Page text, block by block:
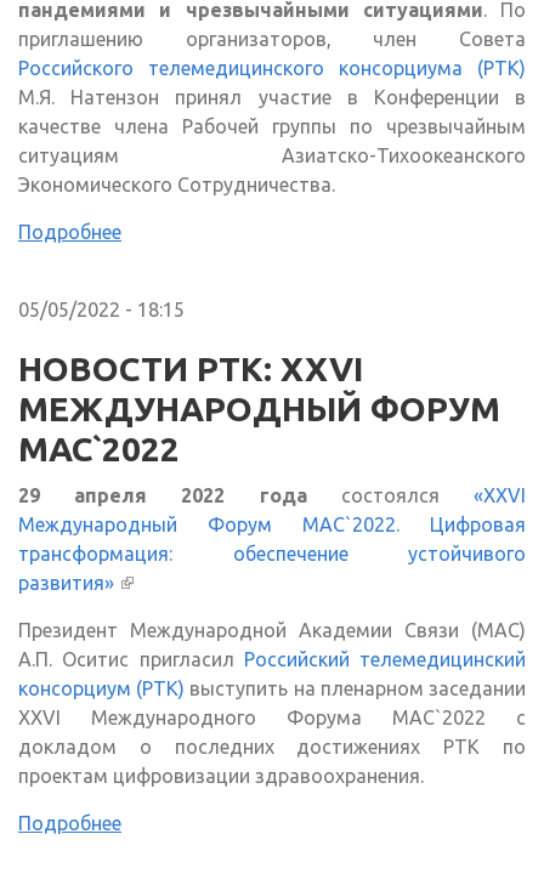
пандемиями и чрезвычайными ситуациями. По
приглашению организаторов, член Совета
Российского телемедицинского консорциума (РТК)
М.Я. Натензон принял участие в Конференции в
качестве члена Рабочей группы по чрезвычайным
ситуациям Азиатско-Тихоокеанского
Экономического Сотрудничества.
Подробнее
05/05/2022 - 18:15
НОВОСТИ РТК: XXVI
МЕЖДУНАРОДНЫЙ ФОРУМ
МАС`2022
29 апреля 2022 годасостоялся«XXVI
Международный Форум МАС`2022. Цифровая
трансформация: обеспечение устойчивого
развития» (внешняя ссылка)
Президент Международной Академии Связи (МАС)
А.П. Оситис пригласил Российский телемедицинский
консорциум (РТК) выступить на пленарном заседании
XXVI Международного Форума МАС`2022 с
докладом о последних достижениях РТК по
проектам цифровизации здравоохранения.
Подробнее